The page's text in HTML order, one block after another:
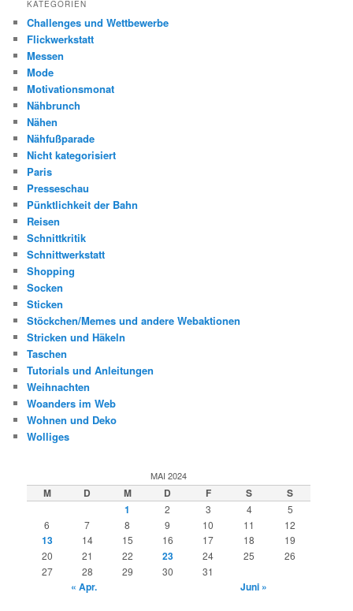
KATEGORIEN
Challenges und Wettbewerbe
Flickwerkstatt
Messen
Mode
Motivationsmonat
Nähbrunch
Nähen
Nähfußparade
Nicht kategorisiert
Paris
Presseschau
Pünktlichkeit der Bahn
Reisen
Schnittkritik
Schnittwerkstatt
Shopping
Socken
Sticken
Stöckchen/Memes und andere Webaktionen
Stricken und Häkeln
Taschen
Tutorials und Anleitungen
Weihnachten
Woanders im Web
Wohnen und Deko
Wolliges
MAI 2024
M D M D F S
S
1
2 3 4
5
6
7 8 9 10 11 12
13 14 15 16 17 18
19
20
21 22 23 24 25
26
27
28 29 30 31
« Apr. Juni »